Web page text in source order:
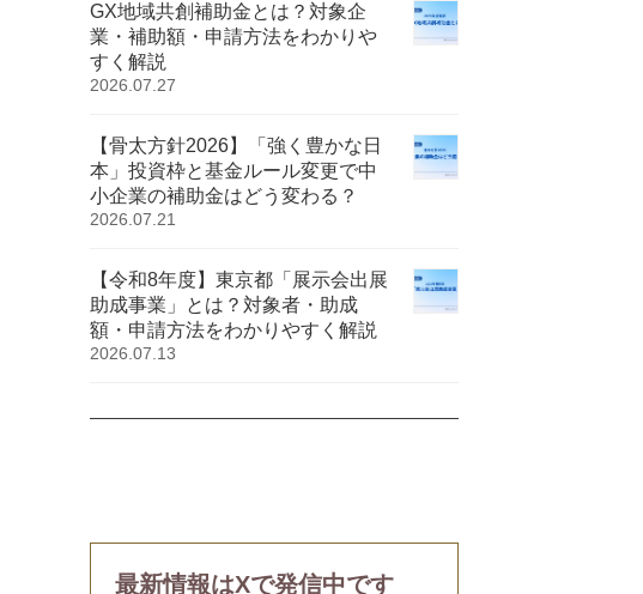
GX地域共創補助金とは？対象企
業・補助額・申請方法をわかりや
すく解説
2026.07.27
【骨太方針2026】「強く豊かな日
本」投資枠と基金ルール変更で中
小企業の補助金はどう変わる？
2026.07.21
【令和8年度】東京都「展示会出展
助成事業」とは？対象者・助成
額・申請方法をわかりやすく解説
2026.07.13
最新情報はXで発信中です